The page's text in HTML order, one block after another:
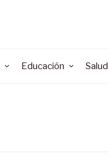
Educación Salud